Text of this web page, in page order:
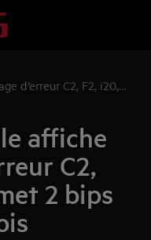
d’erreur C2, F2, i20,
affiche
C2,
2 bips